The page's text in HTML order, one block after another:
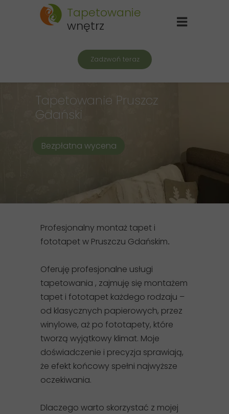
Zadzwoń teraz
Tapetowanie
wnętrz
Tapetowanie Pruszcz
Gdański
Bezpłatna wycena
Profesjonalny montaż tapet i
fototapet w Pruszczu Gdańskim.
Oferuję profesjonalne usługi
tapetowania , zajmuję się montażem
tapet i fototapet każdego rodzaju –
od klasycznych papierowych, przez
winylowe, aż po fototapety, które
tworzą wyjątkowy klimat. Moje
doświadczenie i precyzja sprawiają,
że efekt końcowy spełni najwyższe
oczekiwania.
Dlaczego warto skorzystać z mojej